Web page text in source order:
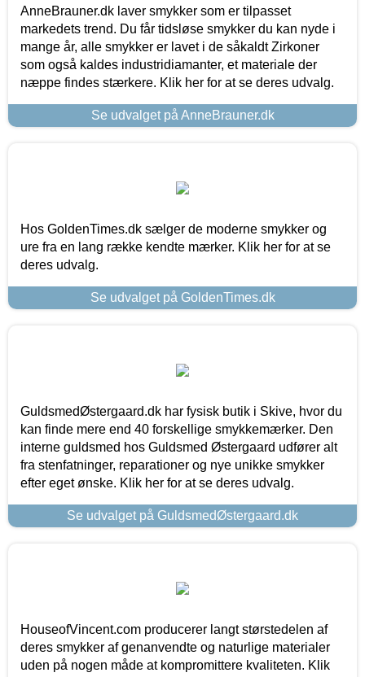
AnneBrauner.dk laver smykker som er tilpasset
markedets trend. Du får tidsløse smykker du kan nyde i
mange år, alle smykker er lavet i de såkaldt Zirkoner
som også kaldes industridiamanter, et materiale der
næppe findes stærkere. Klik her for at se deres udvalg.
Se udvalget på AnneBrauner.dk
Hos GoldenTimes.dk sælger de moderne smykker og
ure fra en lang række kendte mærker. Klik her for at se
deres udvalg.
Se udvalget på GoldenTimes.dk
GuldsmedØstergaard.dk har fysisk butik i Skive, hvor du
kan finde mere end 40 forskellige smykkemærker. Den
interne guldsmed hos Guldsmed Østergaard udfører alt
fra stenfatninger, reparationer og nye unikke smykker
efter eget ønske. Klik her for at se deres udvalg.
Se udvalget på GuldsmedØstergaard.dk
HouseofVincent.com producerer langt størstedelen af
deres smykker af genanvendte og naturlige materialer
uden på nogen måde at kompromittere kvaliteten. Klik